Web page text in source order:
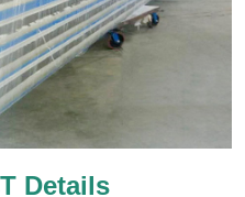
Details